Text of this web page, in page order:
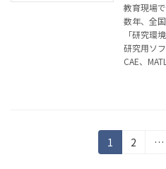
教育現場
数年、全
「研究環
研究用ソ
CAE、
固
定
1
固
2 …